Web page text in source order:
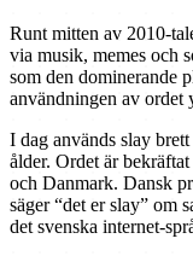
Runt mitten av 2010-
via musik, memes och
som den dominerande
användningen av ordet
I dag används slay
ålder. Ordet är
och Danmark. Dansk
säger “det er slay” om
det svenska internet-